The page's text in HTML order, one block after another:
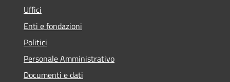
Uffici
Enti e fondazioni
Politici
Personale Amministrativo
Documenti e dati